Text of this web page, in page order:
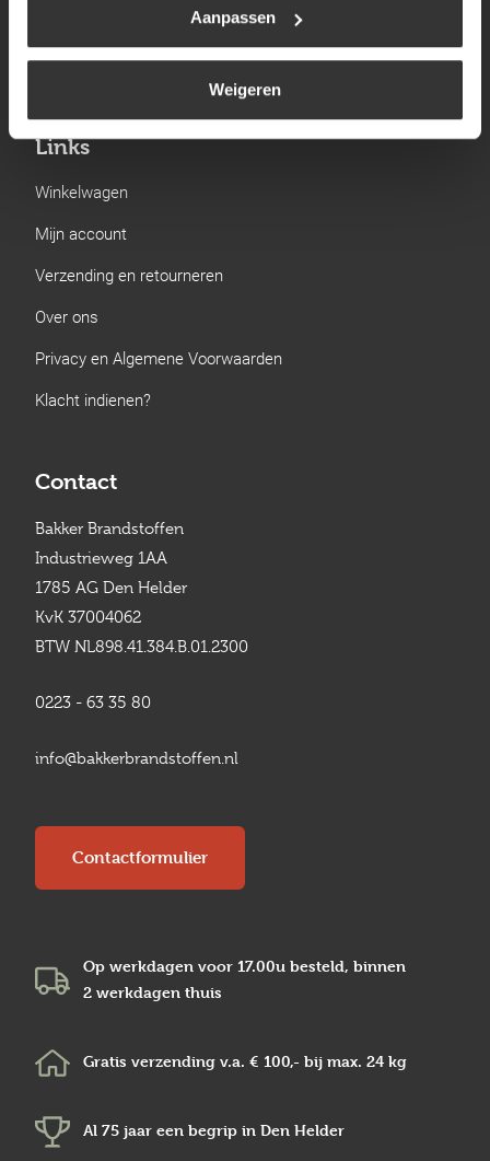
Aanpassen
Weigeren
Gastechniek
Links
Winkelwagen
Mijn account
Verzending en retourneren
Over ons
Privacy en Algemene Voorwaarden
Klacht indienen?
Contact
Bakker Brandstoffen
Industrieweg 1AA
1785 AG Den Helder
KvK 37004062
BTW NL898.41.384.B.01.2300
0223 - 63 35 80
info@bakkerbrandstoffen.nl
Contactformulier
Op werkdagen voor 17.00u besteld, binnen
2 werkdagen thuis
Gratis verzending v.a. € 100,- bij max. 24 kg
Al 75 jaar een begrip in Den Helder